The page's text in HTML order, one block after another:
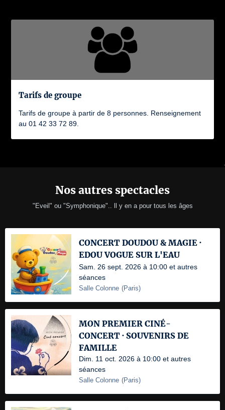
Nos autres spectacles
"Eveil" ou "Symphonique".. ll y en a pour tous les âges
CONCERT DOUDOU & MAGIE ·
EDOU VOGUE SUR L'EAU
Sam. 26 sept. 2026 à 10:00 et autres
séances
Salle Colonne (Paris)
MON PREMIER CINÉ-
CONCERT · SOUVENIRS DE
FAMILLE
Dim. 11 oct. 2026 à 10:00 et autres
séances
Salle Colonne (Paris)
Tarifs de groupe
Tarifs de groupe à partir de 8 personnes. Renseignement
au 01 42 33 72 89.